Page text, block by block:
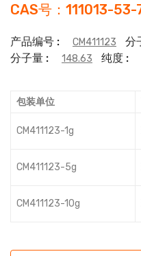
CAS号：111013-53-
产品编号 : CM411123 分
分子量 : 148.63 纯度 :
包装单位
CM411123-1g
CM411123-5g
CM411123-10g